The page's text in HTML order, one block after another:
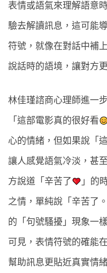
表情或語氣來理解語意
驗去解讀訊息，這可能
符號，就像在對話中補
說話時的語境，讓對方
林佳瑾諮商心理師進一
「這部電影真的很好看
心的情緒，但如果說「
讓人感覺語氣冷淡，甚
方說道「辛苦了
」的
之情，單純說「辛苦了
的「句號騷擾」現象一
可見，表情符號的確能
幫助訊息更貼近真實情